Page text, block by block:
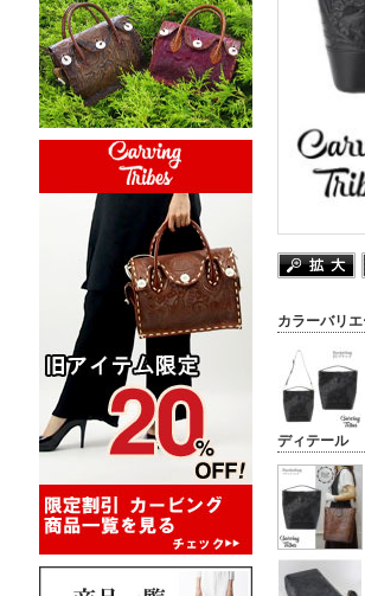
カラーバリ
ディテール